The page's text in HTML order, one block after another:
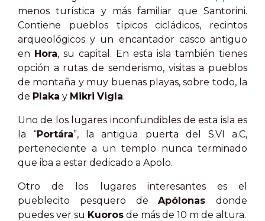
menos turística y más familiar que Santorini.
Contiene pueblos típicos cicládicos, recintos
arqueológicos y un encantador casco antiguo
en Hora, su capital. En esta isla también tienes
opción a rutas de senderismo, visitas a pueblos
de montaña y muy buenas playas, sobre todo, la
de Plaka y Mikri Vigla.
Uno de los lugares inconfundibles de esta isla es
la “Portára”, la antigua puerta del S.VI a.C,
perteneciente a un templo nunca terminado
que iba a estar dedicado a Apolo.
Otro de los lugares interesantes es el
pueblecito pesquero deApólonas donde
puedes ver su Kuoros de más de 10 m de altura.